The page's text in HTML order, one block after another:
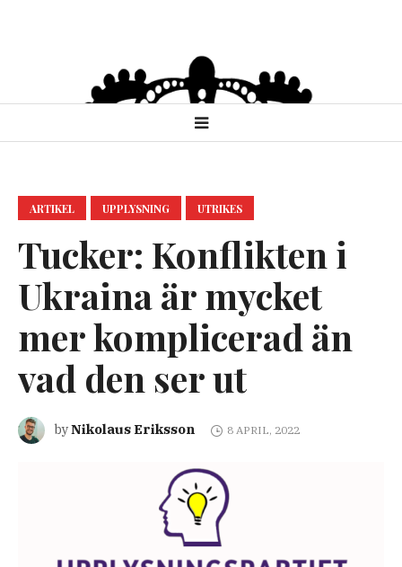
ARTIKEL UPPLYSNING UTRIKES
Tucker: Konflikten i
Ukraina är mycket
mer komplicerad än
vad den ser ut
byNikolaus Eriksson 8 APRIL, 2022